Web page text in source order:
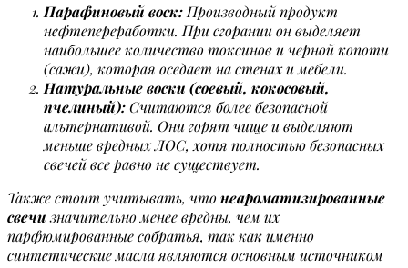
Парафиновый воск: Производный продукт
нефтепереработки. При сгорании он выделяет
наибольшее количество токсинов и черной копоти
(сажи), которая оседает на стенах и мебели.
Натуральные воски (соевый, кокосовый,
пчелиный):Считаются более безопасной
альтернативой. Они горят чище и выделяют
меньше вредных ЛОС, хотя полностью безопасных
свечей все равно не существует.
Также стоит учитывать, чтонеароматизированные
свечизначительно менее вредны, чем их
парфюмированные собратья, так как именно
синтетические масла являются основным источником